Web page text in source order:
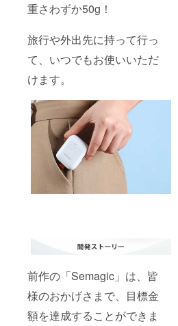
重さわずか50g！
旅行や外出先に持って行っ
て、いつでもお使いいただ
けます。
前作の「Semagic」は、皆
様のおかげさまで、目標金
額を達成することができま